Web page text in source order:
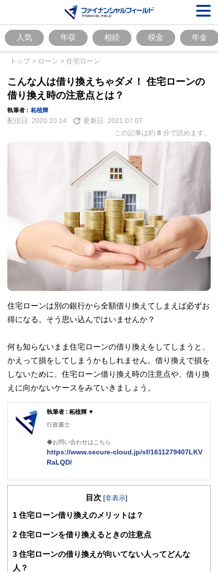
人気 年収 相続 税金 年金
トップ> ローン > 住宅ローン
こんな人は借り換えちゃダメ！ 住宅ローンの
借り換え時の注意点とは？
執筆者 : 柘植輝
配信日: 2020.10.14 更新日: 2021.07.07
この記事は約 8 分で読めます。
住宅ローンは別の銀行から全額借り換えてしまえば必ずお
得になる。そう思い込んではいませんか？
何も知らないまま住宅ローンの借り換えをしてしまうと、
かえって損をしてしまうかもしれません。借り換えで損を
しないために、住宅ローン借り換え時の注意点や、借り換
えに向かないケースをみていきましょう。
執筆者 : 柘植輝 ▼
行政書士
◆お問い合わせはこちら
https://www.secure-cloud.jp/sf/1611279407LKV
RaLQD/
２級ファイナンシャルプランナー
活かして活動を始める。
する傍ら、フリーライターとして精力的に活動中。広範な知
目次 [非表示]
1 住宅ローン借り換えのメリットは？
2 住宅ローンを借り換えるときの注意点
3 住宅ローンの借り換えが向いてない人ってどんな
人？